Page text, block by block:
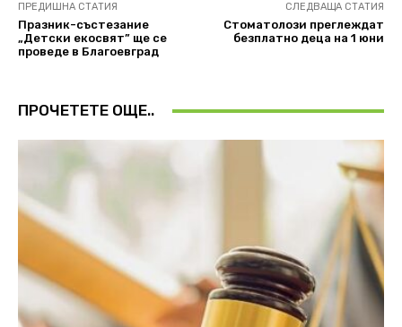
ПРЕДИШНА СТАТИЯ
Празник-състезание
„Детски екосвят” ще се
проведе в Благоевград
СЛЕДВАЩА СТАТИЯ
Стоматолози преглеждат
безплатно деца на 1 юни
ПРОЧЕТЕТЕ ОЩЕ..